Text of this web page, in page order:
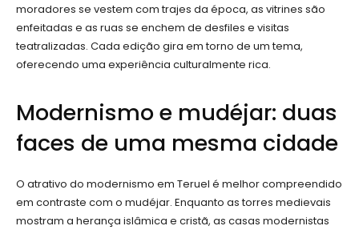
moradores se vestem com trajes da época, as vitrines são
enfeitadas e as ruas se enchem de desfiles e visitas
teatralizadas. Cada edição gira em torno de um tema,
oferecendo uma experiência culturalmente rica.
Modernismo e mudéjar: duas
faces de uma mesma cidade
O atrativo do modernismo em Teruel é melhor compreendido
em contraste com o mudéjar. Enquanto as torres medievais
mostram a herança islâmica e cristã, as casas modernistas